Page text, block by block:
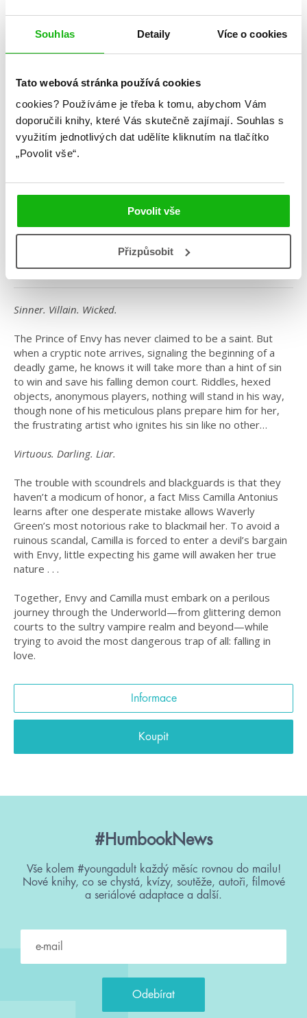
Souhlas Detaily Více o cookies
Tato webová stránka používá cookies
cookies? Používáme je třeba k tomu, abychom Vám
doporučili knihy, které Vás skutečně zajímají. Souhlas s
využitím jednotlivých dat udělíte kliknutím na tlačítko
„Povolit vše“.
Povolit vše
Přizpůsobit
Žánr: Cizojazyčné
Throne of the Fallen
#kerrimaniscalco #throneofthefallen
Sinner. Villain. Wicked.
The Prince of Envy has never claimed to be a saint. But
when a cryptic note arrives, signaling the beginning of a
deadly game, he knows it will take more than a hint of sin
to win and save his falling demon court. Riddles, hexed
objects, anonymous players, nothing will stand in his way,
though none of his meticulous plans prepare him for her,
the frustrating artist who ignites his sin like no other…
Virtuous. Darling. Liar.
The trouble with scoundrels and blackguards is that they
haven’t a modicum of honor, a fact Miss Camilla Antonius
learns after one desperate mistake allows Waverly
Green’s most notorious rake to blackmail her. To avoid a
ruinous scandal, Camilla is forced to enter a devil’s bargain
with Envy, little expecting his game will awaken her true
nature . . .
Together, Envy and Camilla must embark on a perilous
journey through the Underworld—from glittering demon
courts to the sultry vampire realm and beyond—while
trying to avoid the most dangerous trap of all: falling in
love.
Informace
Koupit
#HumbookNews
Vše kolem #youngadult každý měsíc rovnou do mailu!
Nové knihy, co se chystá, kvízy, soutěže, autoři, filmové
a seriálové adaptace a další.